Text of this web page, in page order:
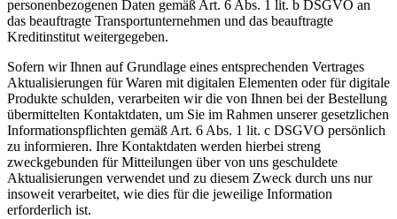
personenbezogenen Daten gemäß Art. 6 Abs. 1 lit. b DSGVO an
das beauftragte Transportunternehmen und das beauftragte
Kreditinstitut weitergegeben.
Sofern wir Ihnen auf Grundlage eines entsprechenden Vertrages
Aktualisierungen für Waren mit digitalen Elementen oder für digitale
Produkte schulden, verarbeiten wir die von Ihnen bei der Bestellung
übermittelten Kontaktdaten, um Sie im Rahmen unserer gesetzlichen
Informationspflichten gemäß Art. 6 Abs. 1 lit. c DSGVO persönlich
zu informieren. Ihre Kontaktdaten werden hierbei streng
zweckgebunden für Mitteilungen über von uns geschuldete
Aktualisierungen verwendet und zu diesem Zweck durch uns nur
insoweit verarbeitet, wie dies für die jeweilige Information
erforderlich ist.